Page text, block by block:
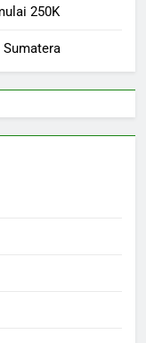
250K